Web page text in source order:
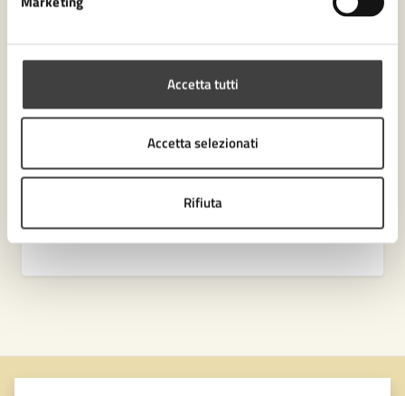
Accetta tutti
Accetta selezionati
Rifiuta
Settore Servizi amministrativi, Partecipazione e